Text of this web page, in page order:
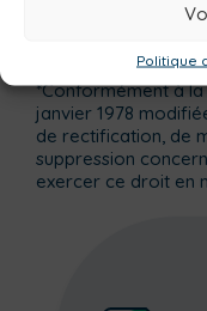
Politique
*Conformément à
janvier 1978
de rectification, de
suppression
exercer ce droit en